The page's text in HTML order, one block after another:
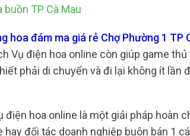
buồn TP Cà Mau
hoa đám ma giá rẻ Chợ Phường 1 TP
Vụ điện hoa online còn giúp game
phải di chuyển và đi lại không ít lần
điện hoa online là một giải pháp hoàn
hay đối tác doanh nghiệp buôn bán 1